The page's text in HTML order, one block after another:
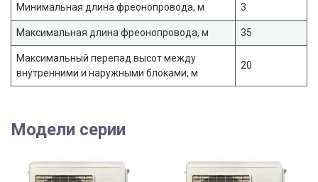
Минимальная длина фреонопровода, м 3
Максимальная длина фреонопровода, м 35
Максимальный перепад высот между
внутренними и наружными блоками, м
20
Модели серии